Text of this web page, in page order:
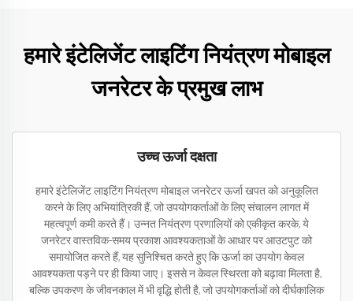
हमारे इंटेलिजेंट लाइटिंग नियंत्रण मोबाइल
जनरेटर के प्रमुख लाभ
उच्च ऊर्जा दक्षता
हमारे इंटेलिजेंट लाइटिंग नियंत्रण मोबाइल जनरेटर ऊर्जा खपत को अनुकूलित
करने के लिए अभियांत्रिकी हैं, जो उपयोगकर्ताओं के लिए संचालन लागत में
महत्वपूर्ण कमी करते हैं। उन्नत नियंत्रण प्रणालियों को एकीकृत करके, ये
जनरेटर वास्तविक-समय प्रकाश आवश्यकताओं के आधार पर आउटपुट को
समायोजित करते हैं, यह सुनिश्चित करते हुए कि ऊर्जा का उपयोग केवल
आवश्यकता पड़ने पर ही किया जाए। इससे न केवल स्थिरता को बढ़ावा मिलता है,
बल्कि उपकरण के जीवनकाल में भी वृद्धि होती है, जो उपयोगकर्ताओं को दीर्घकालिक